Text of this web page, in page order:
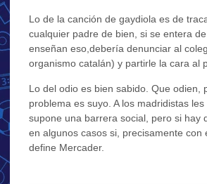
Lo de la canción de gaydiola es de
cualquier padre de bien, si se entera
enseñan eso,debería denunciar al
organismo catalán) y partirle la cara al
Lo del odio es bien sabido. Que odien,
problema es suyo. A los madridistas
supone una barrera social, pero si hay
en algunos casos si, precisamente con
define Mercader.